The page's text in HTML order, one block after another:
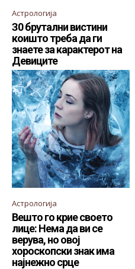
Астрологија
З0 брутални вистини
коишто треба да ги
знаете за карактерот на
Девиците
Астрологија
Вешто го крие своето
лице: Нема да ви се
верува, но овој
хороскопски знак има
најнежно срце